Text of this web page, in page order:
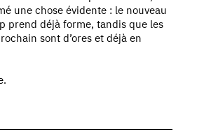
une chose évidente : le nouveau
prend déjà forme, tandis que les
sont d’ores et déjà en